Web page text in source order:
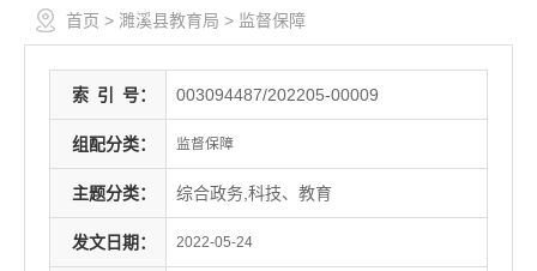
首页 > 濉溪县教育局 > 监督保障
索 引 号： 003094487/202205-00009
组配分类： 监督保障
主题分类： 综合政务,科技、教育
发文日期： 2022-05-24